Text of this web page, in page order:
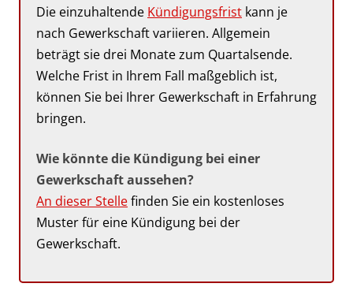
Die einzuhaltende Kündigungsfrist kann je
nach Gewerkschaft variieren. Allgemein
beträgt sie drei Monate zum Quartalsende.
Welche Frist in Ihrem Fall maßgeblich ist,
können Sie bei Ihrer Gewerkschaft in Erfahrung
bringen.
Wie könnte die Kündigung bei einer
Gewerkschaft aussehen?
An dieser Stellefinden Sie ein kostenloses
Muster für eine Kündigung bei der
Gewerkschaft.